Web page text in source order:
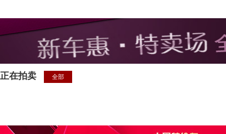
正在拍卖 全部